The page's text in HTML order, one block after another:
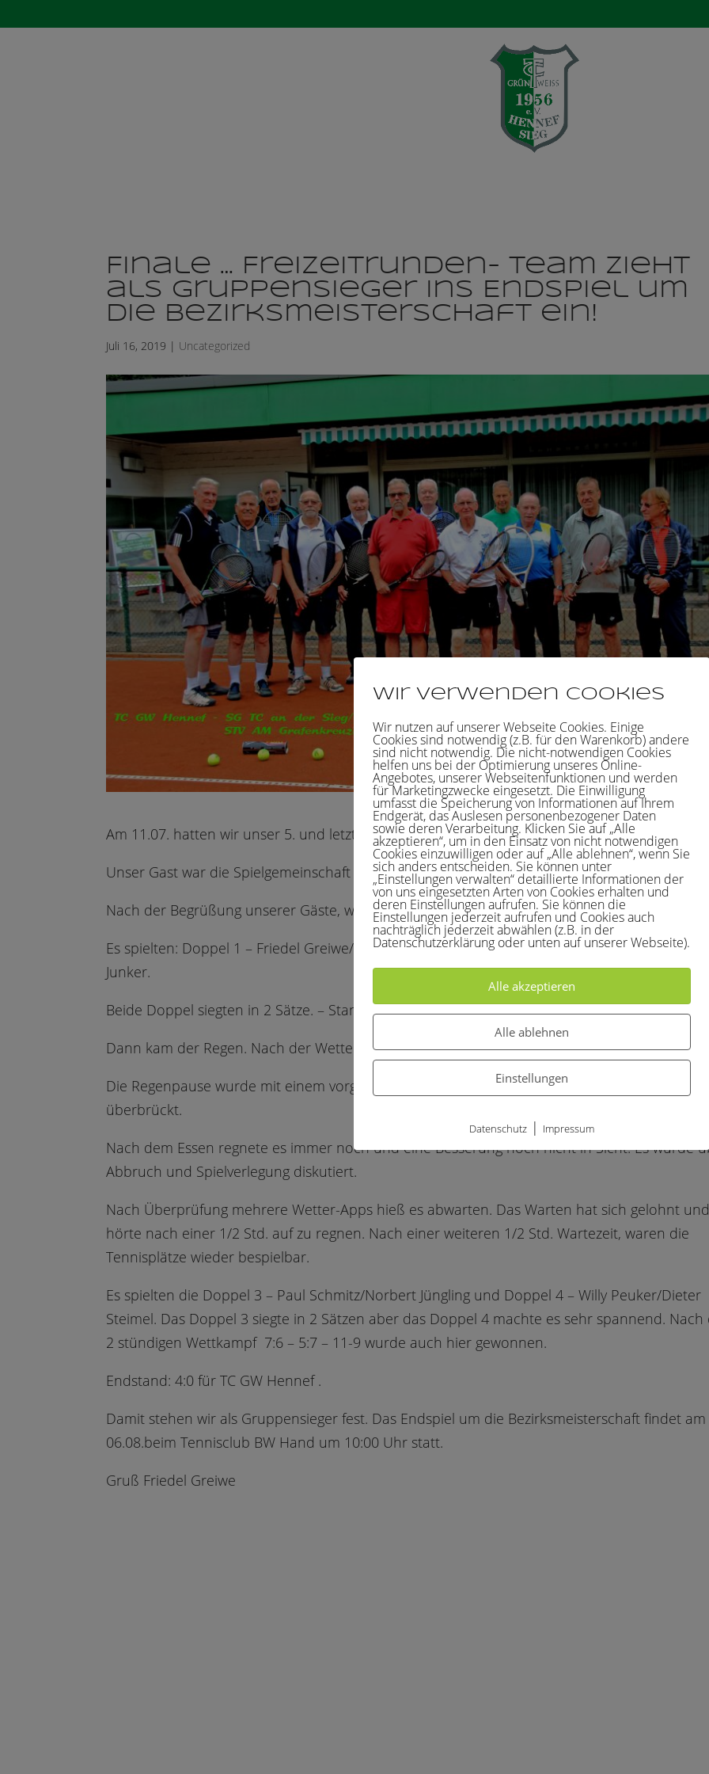
Finale … Freizeitrunden- Team zieht
als Gruppensieger ins Endspiel um
die Bezirksmeisterschaft ein!
Juli 16, 2019 | Uncategorized
Am 11.07. hatten wir unser 5. und letztes Mannschaftsspiel in der Gruppe Herren 65.
Unser Gast war die Spielgemeinschaft TC an der Sieg/STV AM Grafenkreuz/RW Troisdorf.
Nach der Begrüßung unserer Gäste, wurden die beiden Mannschaften benannt.
Es spielten: Doppel 1 – Friedel Greiwe/Norbert Jüngling und Doppel 2 – Werner Rudolf/Gerd
Junker.
Beide Doppel siegten in 2 Sätze. – Stand nach Runde 1 – 2:0 .
Dann kam der Regen. Nach der Wetter-App sollte der auch länger anhalten
Die Regenpause wurde mit einem vorgezogen guten Essen und entsprechende Getränke
überbrückt.
Nach dem Essen regnete es immer noch und eine Besserung noch nicht in Sicht. Es wurde
Abbruch und Spielverlegung diskutiert.
Nach Überprüfung mehrere Wetter-Apps hieß es abwarten. Das Warten hat sich gelohnt
hörte nach einer 1/2 Std. auf zu regnen. Nach einer weiteren 1/2 Std. Wartezeit, waren die
Tennisplätze wieder bespielbar.
Es spielten die Doppel 3 – Paul Schmitz/Norbert Jüngling und Doppel 4 – Willy Peuker/Dieter
Steimel. Das Doppel 3 siegte in 2 Sätzen aber das Doppel 4 machte es sehr spannend. Nach
2 stündigen Wettkampf 7:6 – 5:7 – 11-9 wurde auch hier gewonnen.
Endstand: 4:0 für TC GW Hennef .
Damit stehen wir als Gruppensieger fest. Das Endspiel um die Bezirksmeisterschaft findet am
06.08.beim Tennisclub BW Hand um 10:00 Uhr statt.
Gruß Friedel Greiwe
Wir verwenden Cookies
Wir nutzen auf unserer Webseite Cookies. Einige
Cookies sind notwendig (z.B. für den Warenkorb) andere
sind nicht notwendig. Die nicht-notwendigen Cookies
helfen uns bei der Optimierung unseres Online-
Angebotes, unserer Webseitenfunktionen und werden
für Marketingzwecke eingesetzt. Die Einwilligung
umfasst die Speicherung von Informationen auf Ihrem
Endgerät, das Auslesen personenbezogener Daten
sowie deren Verarbeitung. Klicken Sie auf „Alle
akzeptieren“, um in den Einsatz von nicht notwendigen
Cookies einzuwilligen oder auf „Alle ablehnen“, wenn Sie
sich anders entscheiden. Sie können unter
„Einstellungen verwalten“ detaillierte Informationen der
von uns eingesetzten Arten von Cookies erhalten und
deren Einstellungen aufrufen. Sie können die
Einstellungen jederzeit aufrufen und Cookies auch
nachträglich jederzeit abwählen (z.B. in der
Datenschutzerklärung oder unten auf unserer Webseite).
Alle akzeptieren
Alle ablehnen
Einstellungen
Datenschutz | Impressum